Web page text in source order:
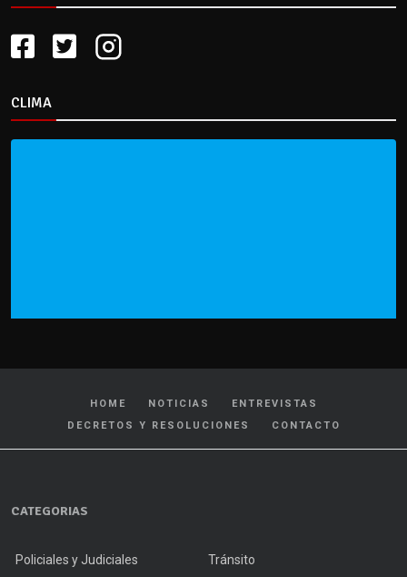
CLIMA
HOME NOTICIAS
ENTREVISTAS
DECRETOS Y RESOLUCIONES
CONTACTO
CATEGORIAS
Policiales y Judiciales Tránsito